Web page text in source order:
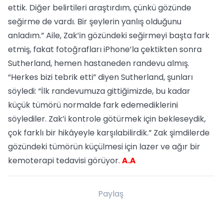
ettik. Diğer belirtileri araştırdım, çünkü gözünde
seğirme de vardı. Bir şeylerin yanlış olduğunu
anladım.” Aile, Zak’in gözündeki seğirmeyi başta fark
etmiş, fakat fotoğrafları iPhone’la çektikten sonra
Sutherland, hemen hastaneden randevu almış.
“Herkes bizi tebrik etti” diyen Sutherland, şunları
söyledi: “İlk randevumuza gittiğimizde, bu kadar
küçük tümörü normalde fark edemediklerini
söylediler. Zak’i kontrole götürmek için bekleseydik,
çok farklı bir hikâyeyle karşılabilirdik.” Zak şimdilerde
gözündeki tümörün küçülmesi için lazer ve ağır bir
kemoterapi tedavisi görüyor. A.A
Paylaş